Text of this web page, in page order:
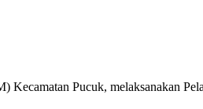
Pucuk, melaksanakan